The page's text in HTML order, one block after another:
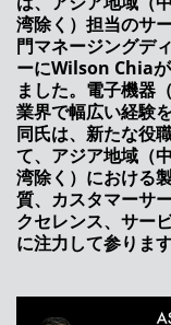
ASMPTは
のリーダ
デジタルト
を持って
ASMPTの
なる柔軟性
ASMPT、
な節目を迎
ントを開催
湾除く）担当のサ
門マネージングデ
ーにWilson Chia
ました。電子機器
業界で幅広い経験
同氏は、新たな役
て、アジア地域（
湾除く）における
質、カスタマーサ
クセレンス、サー
に注力して参ります